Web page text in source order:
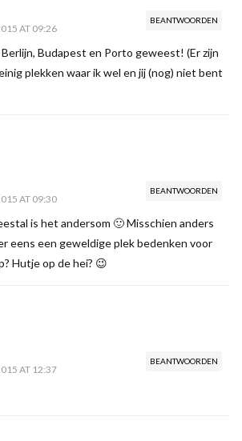
BEANTWOORDEN
AT 09:26
Budapest en Porto geweest! (Er zijn
plekken waar ik wel en jij (nog) niet bent
BEANTWOORDEN
AT 09:30
is het andersom 🙂 Misschien anders
eens een geweldige plek bedenken voor
Hutje op de hei? 😉
BEANTWOORDEN
AT 12:37